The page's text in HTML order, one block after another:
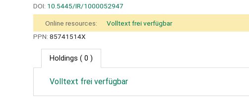
DOI: 10.5445/IR/1000052947
Online resources:
Volltext frei verfügbar
PPN: 85741514X
Holdings ( 0 )
Volltext frei verfügbar